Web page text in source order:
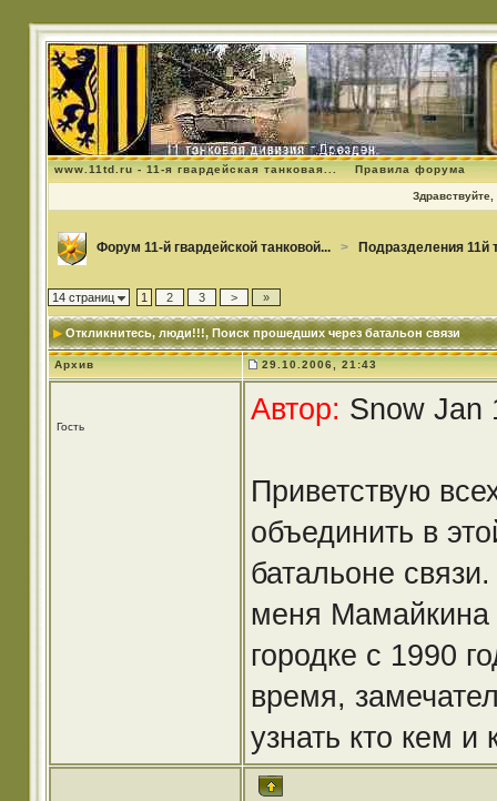
www.11td.ru - 11-я гвардейская танковая... Правила форума
Здравствуйте,
Форум 11-й гвардейской танковой... > Подразделения 11й
14 страниц 1 2 3 > »
Откликнитесь, люди!!!, Поиск прошедших через батальон связи
Архив 29.10.2006, 21:43
Гость
Автор: Snow Jan
Приветствую
объединить в
батальоне
меня
городке с 1990
время,
узнать кто кем